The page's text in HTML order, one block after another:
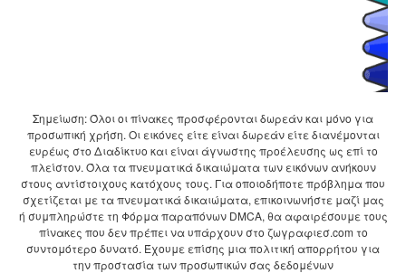
Σημείωση: Όλοι οι πίνακες προσφέρονται δωρεάν και μόνο για
προσωπική χρήση. Οι εικόνες είτε είναι δωρεάν είτε διανέμονται
ευρέως στο Διαδίκτυο και είναι άγνωστης προέλευσης ως επί το
πλείστον. Όλα τα πνευματικά δικαιώματα των εικόνων ανήκουν
στους αντίστοιχους κατόχους τους. Για οποιοδήποτε πρόβλημα που
σχετίζεται με τα πνευματικά δικαιώματα, επικοινωνήστε μαζί μας
ή συμπληρώστε τη Φόρμα παραπόνων DMCA, θα αφαιρέσουμε τους
πίνακες που δεν πρέπει να υπάρχουν στο ζωγραφιεσ.com το
συντομότερο δυνατό. Έχουμε επίσης μια πολιτική απορρήτου για
την προστασία των προσωπικών σας δεδομένων